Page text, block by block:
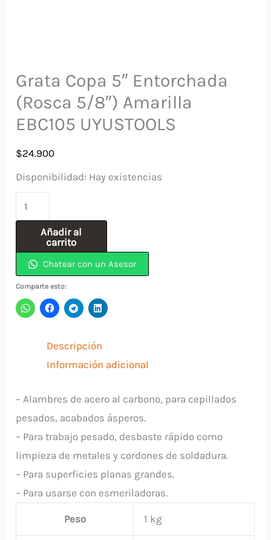
Grata Copa 5″ Entorchada
(Rosca 5/8″) Amarilla
EBC105 UYUSTOOLS
$24.900
Disponibilidad: Hay existencias
Copa
Entorchada
(Rosca
5/8")
Amarilla
UYUSTOOLS
cantidad
Añadir al
carrito
Chatear con un Asesor
Comparte esto:
Descripción
Información adicional
– Alambres de acero al carbono, para cepillados
pesados, acabados ásperos.
– Para trabajo pesado, desbaste rápido como
limpieza de metales y cordones de soldadura.
– Para superficies planas grandes.
– Para usarse con esmeriladoras.
Peso 1 kg